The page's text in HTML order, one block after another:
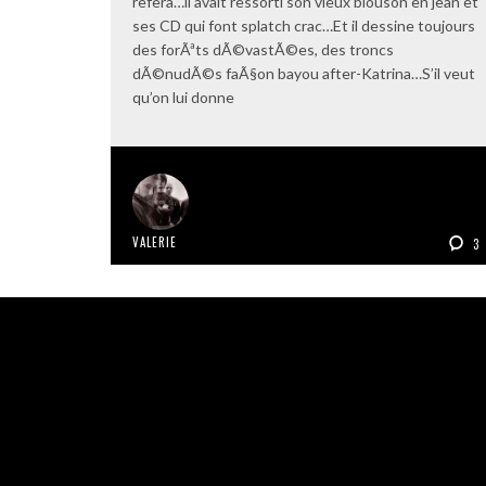
ses CD qui font splatch crac…Et il dessine toujours
des forÃªts dÃ©vastÃ©es, des troncs
dÃ©nudÃ©s faÃ§on bayou after-Katrina…S’il veut
qu’on lui donne
VALERIE 3